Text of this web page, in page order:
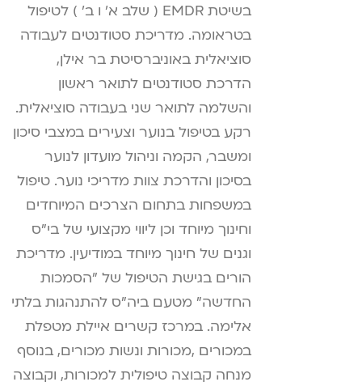
בשיטת EMDR ( שלב א' ו ב' ) לטיפול
בטראומה. מדריכת סטודנטים לעבודה
סוציאלית באוניברסיטת בר אילן,
הדרכת סטודנטים לתואר ראשון
והשלמה לתואר שני בעבודה סוציאלית.
רקע בטיפול בנוער וצעירים במצבי סיכון
ומשבר, הקמה וניהול מועדון לנוער
בסיכון והדרכת צוות מדריכי נוער. טיפול
במשפחות בתחום הצרכים המיוחדים
וחינוך מיוחד וכן ליווי מקצועי של בי"ס
וגנים של חינוך מיוחד במודיעין. מדריכת
הורים בגישת הטיפול של "הסמכות
החדשה" מטעם ביה"ס להתנהגות בלתי
אלימה. במרכז קשרים איילת מטפלת
במכורים ,מכורות ונשות מכורים, בנוסף
מנחה קבוצה טיפולית למכורות, וקבוצה